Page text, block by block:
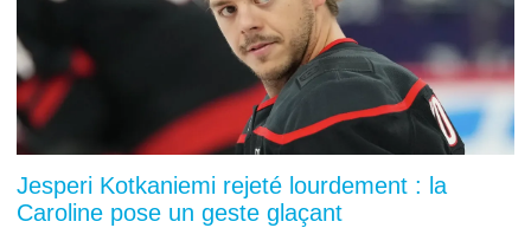
Jesperi Kotkaniemi rejeté lourdement : la
Caroline pose un geste glaçant